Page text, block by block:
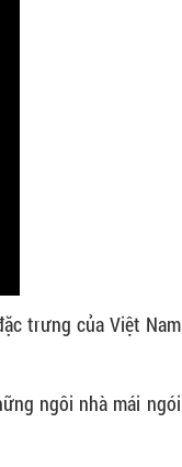
trưng của Việt Nam
ngôi nhà mái ngói